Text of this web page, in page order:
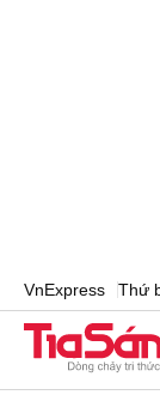
VnExpress Thứ